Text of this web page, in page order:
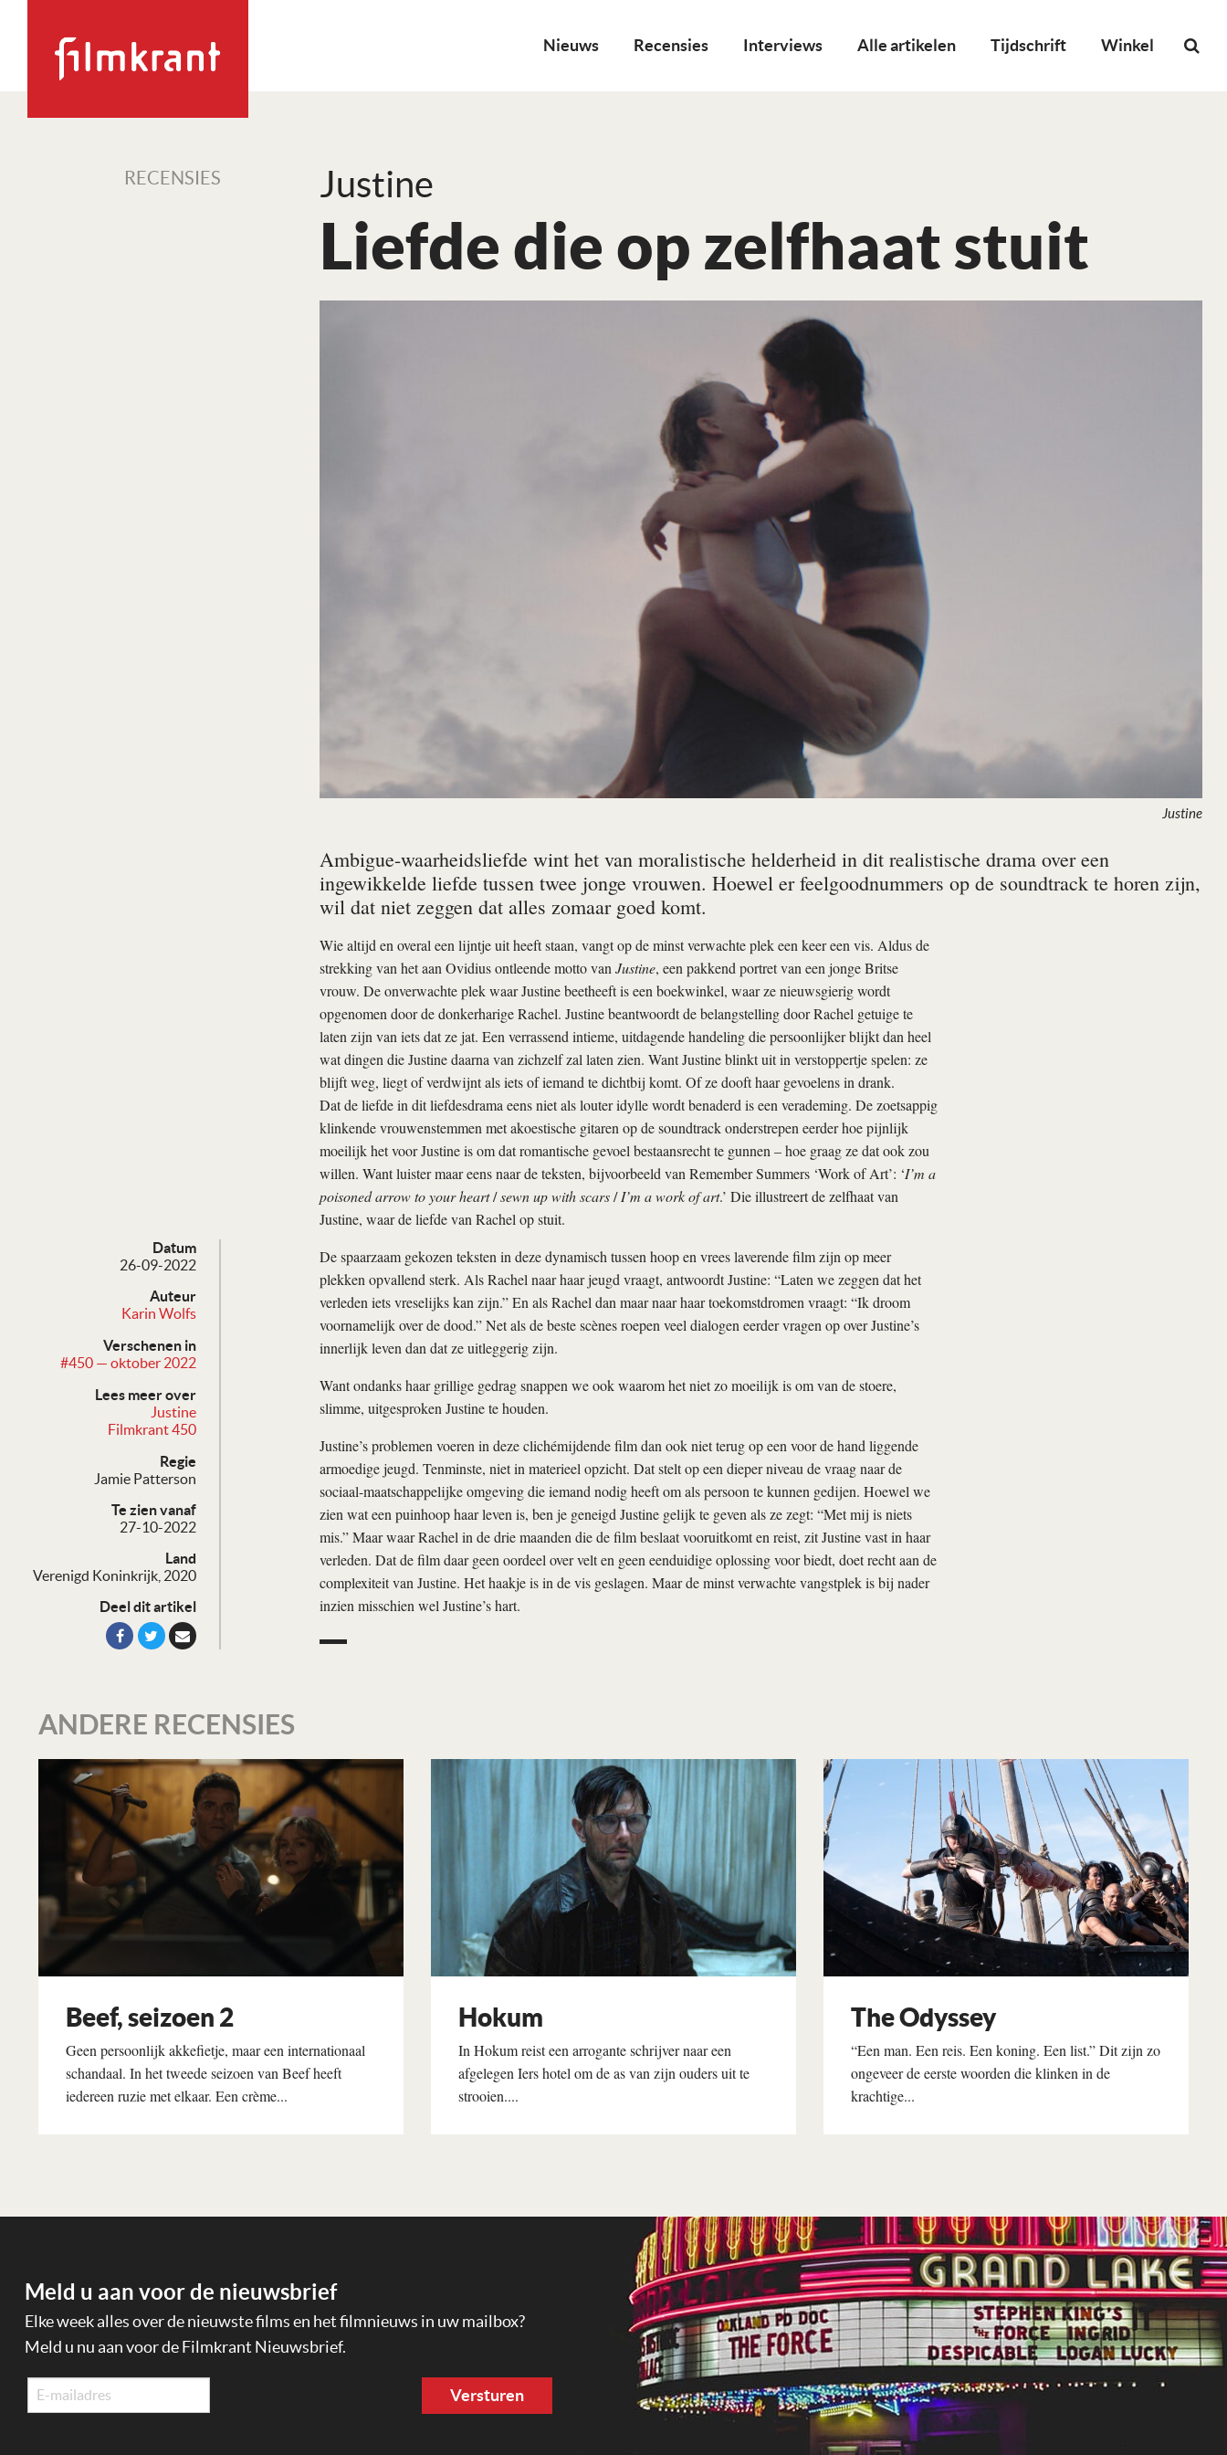
Nieuws Recensies Interviews Alle artikelen Tijdschrift Winkel
RECENSIES Justine
Liefde die op zelfhaat stuit
Datum
26-09-2022
Auteur
Karin Wolfs
Verschenen in
#450 — oktober 2022
Lees meer over
Justine
Filmkrant 450
Regie
Jamie Patterson
Te zien vanaf
27-10-2022
Land
Verenigd Koninkrijk, 2020
Deel dit artikel
Justine
Ambigue-waarheidsliefde wint het van moralistische helderheid in dit realistische drama over een
ingewikkelde liefde tussen twee jonge vrouwen. Hoewel er feelgoodnummers op de soundtrack te horen zijn,
wil dat niet zeggen dat alles zomaar goed komt.
Wie altijd en overal een lijntje uit heeft staan, vangt op de minst verwachte plek een keer een vis. Aldus de
strekking van het aan Ovidius ontleende motto van Justine, een pakkend portret van een jonge Britse
vrouw. De onverwachte plek waar Justine beetheeft is een boekwinkel, waar ze nieuwsgierig wordt
opgenomen door de donkerharige Rachel. Justine beantwoordt de belangstelling door Rachel getuige te
laten zijn van iets dat ze jat. Een verrassend intieme, uitdagende handeling die persoonlijker blijkt dan heel
wat dingen die Justine daarna van zichzelf zal laten zien. Want Justine blinkt uit in verstoppertje spelen: ze
blijft weg, liegt of verdwijnt als iets of iemand te dichtbij komt. Of ze dooft haar gevoelens in drank.
Dat de liefde in dit liefdesdrama eens niet als louter idylle wordt benaderd is een ver­ademing. De zoetsappig
klinkende vrouwen­stemmen met akoestische gitaren op de soundtrack onderstrepen eerder hoe pijnlijk
moeilijk het voor Justine is om dat romantische gevoel bestaansrecht te gunnen – hoe graag ze dat ook zou
willen. Want luister maar eens naar de teksten, bijvoorbeeld van Remember Summers ‘Work of Art’: ‘I’m a
poisoned arrow to your heart/sewn up with scars/I’m a work of art.’ Die illustreert de zelfhaat van
Justine, waar de liefde van Rachel op stuit.
De spaarzaam gekozen teksten in deze dynamisch tussen hoop en vrees laverende film zijn op meer
plekken opvallend sterk. Als Rachel naar haar jeugd vraagt, antwoordt Justine: “Laten we zeggen dat het
verleden iets vreselijks kan zijn.” En als Rachel dan maar naar haar toekomstdromen vraagt: “Ik droom
voornamelijk over de dood.” Net als de beste scènes roepen veel dialogen eerder vragen op over Justine’s
innerlijk leven dan dat ze uitleggerig zijn.
Want ondanks haar grillige gedrag snappen we ook waarom het niet zo moeilijk is om van de stoere,
slimme, uitgesproken Justine te houden.
Justine’s problemen voeren in deze clichémijdende film dan ook niet terug op een voor de hand liggende
armoedige jeugd. Tenminste, niet in materieel opzicht. Dat stelt op een dieper niveau de vraag naar de
sociaal-maatschappelijke omgeving die iemand nodig heeft om als persoon te kunnen gedijen. Hoewel we
zien wat een puinhoop haar leven is, ben je geneigd Justine gelijk te geven als ze zegt: “Met mij is niets
mis.” Maar waar Rachel in de drie maanden die de film beslaat vooruitkomt en reist, zit Justine vast in haar
verleden. Dat de film daar geen oordeel over velt en geen eenduidige oplossing voor biedt, doet recht aan de
complexiteit van Justine. Het haakje is in de vis geslagen. Maar de minst verwachte vangstplek is bij nader
inzien misschien wel Justine’s hart.
ANDERE RECENSIES
Beef, seizoen 2
Geen persoonlijk akkefietje, maar een internationaal
schandaal. In het tweede seizoen van Beef heeft
iedereen ruzie met elkaar. Een crème...
Hokum
In Hokum reist een arrogante schrijver naar een
afgelegen Iers hotel om de as van zijn ouders uit te
strooien....
The Odyssey
“Een man. Een reis. Een koning. Een list.” Dit zijn zo
ongeveer de eerste woorden die klinken in de
krachtige...
Meld u aan voor de nieuwsbrief
Elke week alles over de nieuwste films en het filmnieuws in uw mailbox?
Meld u nu aan voor de Filmkrant Nieuwsbrief.